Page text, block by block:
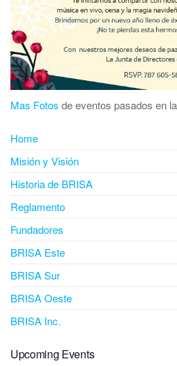
Mas Fotos de eventos pasados en
Home
Misión y Visión
Historia de BRISA
Reglamento
Fundadores
BRISA Este
BRISA Sur
BRISA Oeste
BRISA Inc.
Upcoming Events